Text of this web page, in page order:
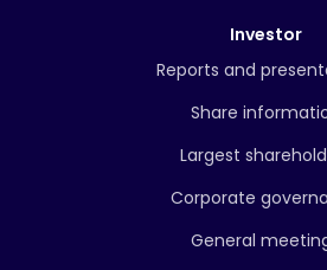
Investor
Reports and
Share
Largest
Corporate
General